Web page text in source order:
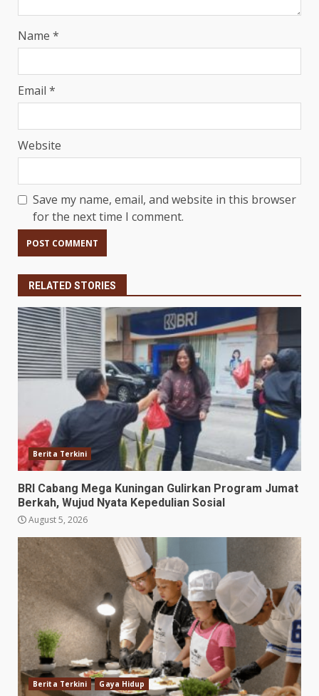
Name *
Email *
Website
Save my name, email, and website in this browser
for the next time I comment.
RELATED STORIES
Berita Terkini
BRI Cabang Mega Kuningan Gulirkan Program Jumat
Berkah, Wujud Nyata Kepedulian Sosial
August 5, 2026
Berita Terkini Gaya Hidup